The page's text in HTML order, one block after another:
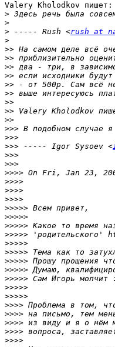
Valery Kholodkov пишет:
>
>
> ----- Rush <rush at
>
>>
>>
>>
>>
>>
>>
>>
>>
>>
>>>
>>>
>>> ----- Igor Sysoev <
>>>
>>>
>>>>
>>>>
>>>>
>>>>
>>>>>
>>>>>
>>>>>
>>>>>
>>>>>
>>>>>
>>>>>
>>>>>
>>>>>
>>>>>
>>>>>
>>>>
>>>>
>>>>
>>>>
>>>>